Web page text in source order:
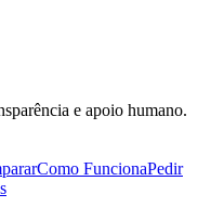
e apoio humano.
Como FuncionaPedir